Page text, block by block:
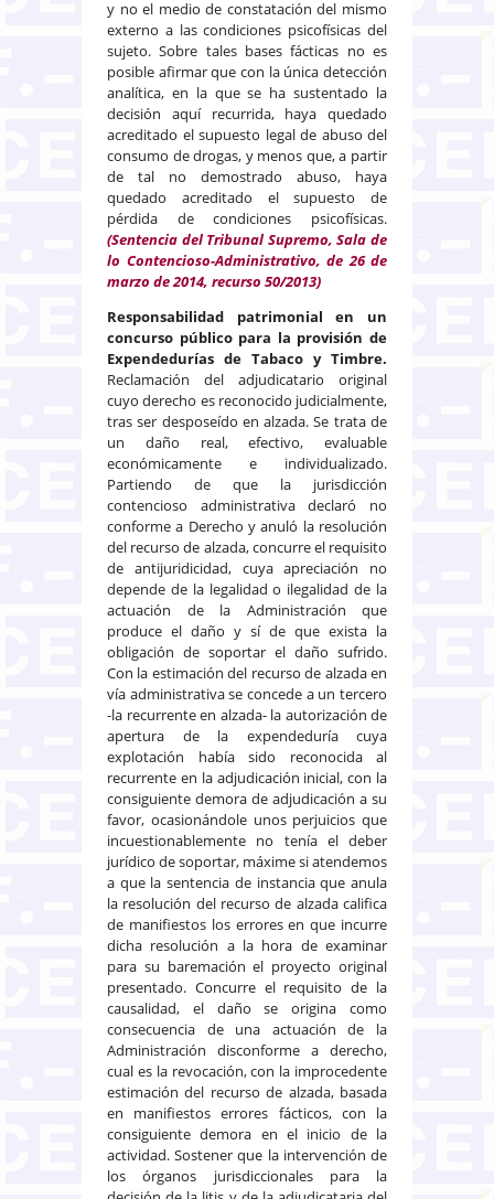
y no el medio de constatación del mismo
externo a las condiciones psicofísicas del
sujeto. Sobre tales bases fácticas no es
posible afirmar que con la única detección
analítica, en la que se ha sustentado la
decisión aquí recurrida, haya quedado
acreditado el supuesto legal de abuso del
consumo de drogas, y menos que, a partir
de tal no demostrado abuso, haya
quedado acreditado el supuesto de
pérdida de condiciones psicofísicas.
(Sentencia del Tribunal Supremo, Sala de
lo Contencioso-Administrativo, de 26 de
marzo de 2014, recurso 50/2013)
Responsabilidad patrimonial en un
concurso público para la provisión de
Expendedurías de Tabaco y Timbre.
Reclamación del adjudicatario original
cuyo derecho es reconocido judicialmente,
tras ser desposeído en alzada. Se trata de
un daño real, efectivo, evaluable
económicamente e individualizado.
Partiendo de que la jurisdicción
contencioso administrativa declaró no
conforme a Derecho y anuló la resolución
del recurso de alzada, concurre el requisito
de antijuridicidad, cuya apreciación no
depende de la legalidad o ilegalidad de la
actuación de la Administración que
produce el daño y sí de que exista la
obligación de soportar el daño sufrido.
Con la estimación del recurso de alzada en
vía administrativa se concede a un tercero
-la recurrente en alzada- la autorización de
apertura de la expendeduría cuya
explotación había sido reconocida al
recurrente en la adjudicación inicial, con la
consiguiente demora de adjudicación a su
favor, ocasionándole unos perjuicios que
incuestionablemente no tenía el deber
jurídico de soportar, máxime si atendemos
a que la sentencia de instancia que anula
la resolución del recurso de alzada califica
de manifiestos los errores en que incurre
dicha resolución a la hora de examinar
para su baremación el proyecto original
presentado. Concurre el requisito de la
causalidad, el daño se origina como
consecuencia de una actuación de la
Administración disconforme a derecho,
cual es la revocación, con la improcedente
estimación del recurso de alzada, basada
en manifiestos errores fácticos, con la
consiguiente demora en el inicio de la
actividad. Sostener que la intervención de
los órganos jurisdiccionales para la